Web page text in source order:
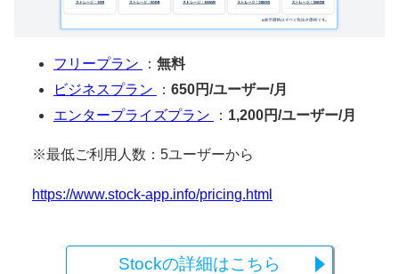
フリープラン ： 無料
ビジネスプラン
： 650円/ユーザー/月
エンタープライズプラン
： 1,200円/ユーザー/月
※最低ご利用人数：5ユーザーから
https://www.stock-app.info/pricing.html
Stockの詳細はこちら